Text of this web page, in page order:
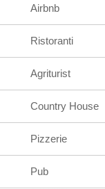
Airbnb
Ristoranti
Agriturist
Country House
Pizzerie
Pub